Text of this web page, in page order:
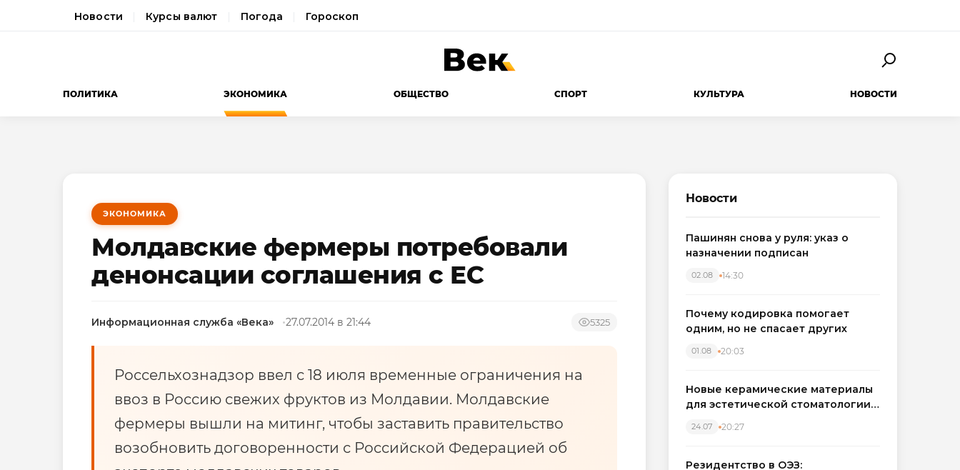
Новости Курсы валют Погода Гороскоп
ПОЛИТИКА ЭКОНОМИКА ОБЩЕСТВО СПОРТ КУЛЬТУРА НОВОСТИ
ЭКОНОМИКА
Молдавские фермеры потребовали
денонсации соглашения с ЕС
Информационная служба «Века» 27.07.2014 в 21:44 5325
Россельхознадзор ввел с 18 июля временные ограничения на
ввоз в Россию свежих фруктов из Молдавии. Молдавские
фермеры вышли на митинг, чтобы заставить правительство
возобновить договоренности с Российской Федерацией об
Новости
Пашинян снова у руля: указ о
назначении подписан
02.08 14:30
Почему кодировка помогает
одним, но не спасает других
01.08 20:03
Новые керамические материалы
для эстетической стоматологии
24.07 20:27
Резидентство в ОЭЗ: